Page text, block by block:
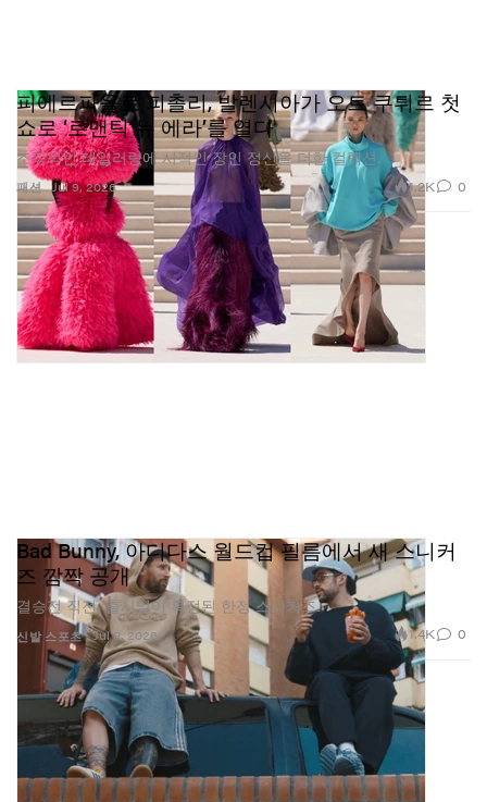
패션
피에르파올로 피촐리, 발렌시아가 오트 쿠튀르 첫
쇼로 ‘로맨틱 뉴 에라’를 열다
조각적인 테일러링에 시적인 장인 정신을 더한 컬렉션.
Jul 9, 2026 1.2K 0
신발 스포츠
Bad Bunny, 아디다스 월드컵 필름에서 새 스니커
즈 깜짝 공개
결승전 직전, 출시일이 확정된 한정 스니커즈.
Jul 9, 2026 1.4K 0